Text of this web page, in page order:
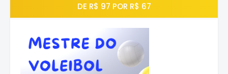
DE R$ 97 POR R$ 67